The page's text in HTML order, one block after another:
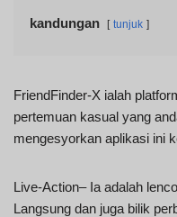
kandungan tunjuk
FriendFinder-X ialah
pertemuan kasual yang
mengesyorkan aplikasi ini
Live-Action– Ia adalah
Langsung dan juga bilik